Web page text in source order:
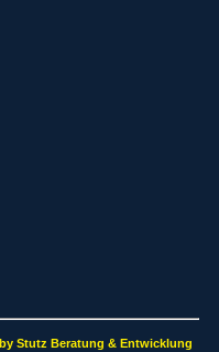
Stutz Beratung & Entwicklung